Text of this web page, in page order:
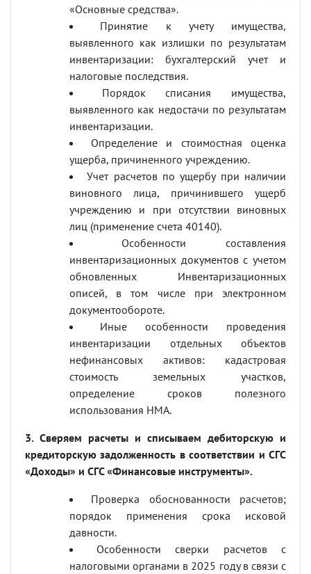
«Основные средства».
Принятие к учету имущества,
выявленного как излишки по результатам
инвентаризации: бухгалтерский учет и
налоговые последствия.
Порядок списания имущества,
выявленного как недостачи по результатам
инвентаризации.
Определение и стоимостная оценка
ущерба, причиненного учреждению.
Учет расчетов по ущербу при наличии
виновного лица, причинившего ущерб
учреждению и при отсутствии виновных
лиц (применение счета 40140).
Особенности составления
инвентаризационных документов с учетом
обновленных Инвентаризационных
описей, в том числе при электронном
документообороте.
Иные особенности проведения
инвентаризации отдельных объектов
нефинансовых активов: кадастровая
стоимость земельных участков,
определение сроков полезного
использования НМА.
3. Сверяем расчеты и списываем дебиторскую и
кредиторскую задолженность в соответствии и СГС
«Доходы» и СГС «Финансовые инструменты».
Проверка обоснованности расчетов;
порядок применения срока исковой
давности.
Особенности сверки расчетов с
налоговыми органами в 2025 году в связи с